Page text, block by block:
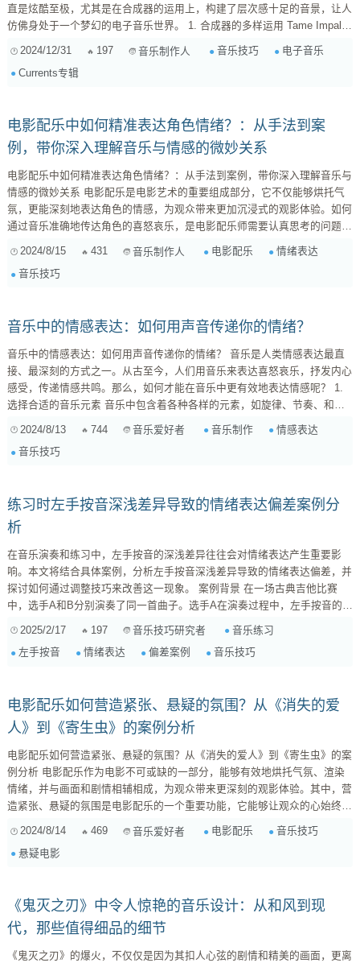
直是炫酷至极，尤其是在合成器的运用上，构建了层次感十足的音景，让人
仿佛身处于一个梦幻的电子音乐世界。 1. 合成器的多样运用 Tame Impala
在《Currents》中广泛使用了各种合成器，尤其是模拟合成器，创造出丰富
的音色变化。比如，在《Let It Happen》中，开头的合成器铺陈就将听众迅
速带入了一个动感十足的氛围。通过对波形的细致调整，结合滤波和延迟效
2024/12/31 197 音乐制作人 音乐技巧
电子音乐
Currents专辑
电影配乐中如何精准表达角色情绪？：从手法到案
例，带你深入理解音乐与情感的微妙关系
电影配乐中如何精准表达角色情绪？：从手法到案例，带你深入理解音乐与
情感的微妙关系 电影配乐是电影艺术的重要组成部分，它不仅能够烘托气
氛，更能深刻地表达角色的情感，为观众带来更加沉浸式的观影体验。如何
通过音乐准确地传达角色的喜怒哀乐，是电影配乐师需要认真思考的问题。
本文将从音乐技巧、案例分析等方面，探讨如何在电影配乐中精准表达角色
运用多种音乐技巧，例如： 节奏变化 : 节奏是音乐的重要组成部分，它能
2024/8/15 431 音乐制作人 电影配乐
情绪表达
音乐技巧
音乐中的情感表达：如何用声音传递你的情绪？
音乐中的情感表达：如何用声音传递你的情绪？ 音乐是人类情感表达最直
接、最深刻的方式之一。从古至今，人们用音乐来表达喜怒哀乐，抒发内心
感受，传递情感共鸣。那么，如何才能在音乐中更有效地表达情感呢？ 1.
选择合适的音乐元素 音乐中包含着各种各样的元素，如旋律、节奏、和
律 ：旋律是音乐的灵魂，它直接决定了音乐的感情基调。例如，上升的旋
律通常给人以积极、乐观的感觉，而下降的旋律则更容易表达悲伤、失落的
2024/8/13 744 音乐爱好者 音乐制作
情感表达
音乐技巧
练习时左手按音深浅差异导致的情绪表达偏差案例分
析
在音乐演奏和练习中，左手按音的深浅差异往往会对情绪表达产生重要影
响。本文将结合具体案例，分析左手按音深浅差异导致的情绪表达偏差，并
探讨如何通过调整技巧来改善这一现象。 案例背景 在一场古典吉他比赛
中，选手A和B分别演奏了同一首曲子。选手A在演奏过程中，左手按音的深
中，左手按音的深浅差异较大，导致音乐的情绪表达出现偏差，影响了整体
效果。 情绪表达偏差分析 按音深浅不均 ：选手B的左手按音深浅不均，导
2025/2/17 197 音乐技巧研究者
音乐练习
左手按音
情绪表达 偏差案例 音乐技巧
电影配乐如何营造紧张、悬疑的氛围？从《消失的爱
人》到《寄生虫》的案例分析
电影配乐如何营造紧张、悬疑的氛围？从《消失的爱人》到《寄生虫》的案
例分析 电影配乐作为电影不可或缺的一部分，能够有效地烘托气氛、渲染
情绪，并与画面和剧情相辅相成，为观众带来更深刻的观影体验。其中，营
造紧张、悬疑的氛围是电影配乐的一个重要功能，它能够让观众的心始终悬
呢？这并非一件容易的事，它需要作曲家对电影的整体风格和剧情走向有深
刻的理解，并运用多种音乐技巧来实现。下面，我们将通过两个经典案例
2024/8/14 469 音乐爱好者 电影配乐
音乐技巧
悬疑电影
《鬼灭之刃》中令人惊艳的音乐设计：从和风到现
代，那些值得细品的细节
《鬼灭之刃》的爆火，不仅仅是因为其扣人心弦的剧情和精美的画面，更离